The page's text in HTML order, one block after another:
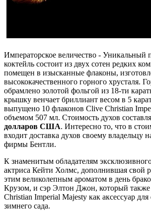
Императорское величество -
коктейль состоит из двух сотен редких
помещен в изысканные флаконы,
высококачественного горного хрусталя.
обрамлено золотой фольгой из 18-ти
крышку венчает бриллиант весом в 5
выпущено 10 флаконов Clive Christian
объемом 507 мл. Стоимость духов
долларов США. Интересно то, что в
входит доставка духов своему владельцу
фирмы Бентли.
К знаменитым обладателям
актриса Кейти Холмс, дополнившая свой
этим великолепным ароматом в день
Крузом, и сэр Элтон Джон, который также
Christian Imperial Majesty как аксессуар для
зимнего сада.